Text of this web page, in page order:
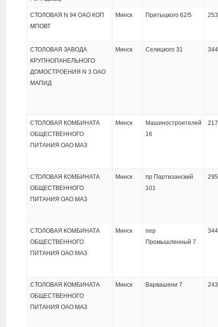
СТОЛОВАЯ N 94 ОАО КОП
МПОВТ
Минск Притыцкого 62/5
СТОЛОВАЯ ЗАВОДА
КРУПНОПАНЕЛЬНОГО
ДОМОСТРОЕНИЯ N 3 ОАО
МАПИД
Минск Селицкого 31
СТОЛОВАЯ КОМБИНАТА
ОБЩЕСТВЕННОГО
ПИТАНИЯ ОАО МАЗ
Минск
Машиностроителей
16
СТОЛОВАЯ КОМБИНАТА
ОБЩЕСТВЕННОГО
ПИТАНИЯ ОАО МАЗ
Минск
пр Партизанский
101
СТОЛОВАЯ КОМБИНАТА
ОБЩЕСТВЕННОГО
ПИТАНИЯ ОАО МАЗ
Минск
пер
Промышленный 7
СТОЛОВАЯ КОМБИНАТА
ОБЩЕСТВЕННОГО
ПИТАНИЯ ОАО МАЗ
Минск Варвашени 7